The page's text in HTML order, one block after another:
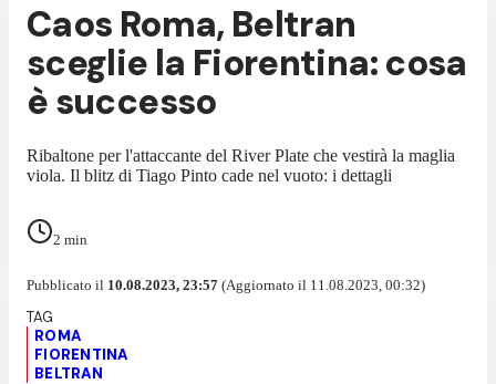
Caos Roma, Beltran
sceglie la Fiorentina: cosa
è successo
Ribaltone per l'attaccante del River Plate che vestirà la maglia
viola. Il blitz di Tiago Pinto cade nel vuoto: i dettagli
2 min
Pubblicato il 10.08.2023, 23:57 (Aggiornato il 11.08.2023, 00:32)
ROMA
FIORENTINA
BELTRAN